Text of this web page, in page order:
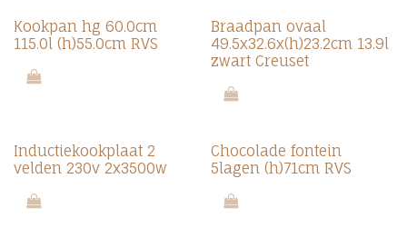
Kookpan hg 60.0cm
115.0l (h)55.0cm RVS
Braadpan ovaal
49.5x32.6x(h)23.2cm 13.9l
zwart Creuset
Inductiekookplaat 2
velden 230v 2x3500w
Chocolade fontein
5lagen (h)71cm RVS